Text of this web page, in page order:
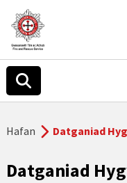
Hafan Datganiad
Datganiad